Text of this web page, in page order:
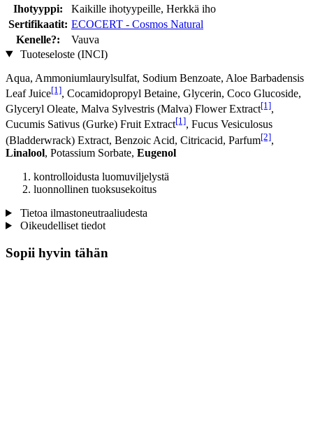
Ihotyyppi:
Kaikille ihotyypeille, Herkkä iho
Sertifikaatit: ECOCERT - Cosmos Natural
Kenelle?:
Vauva
Tuoteseloste (INCI)
Aqua, Ammoniumlaurylsulfat, Sodium Benzoate, Aloe Barbadensis
Leaf Juice[1], Cocamidopropyl Betaine, Glycerin, Coco Glucoside,
Glyceryl Oleate, Malva Sylvestris (Malva) Flower Extract[1],
Cucumis Sativus (Gurke) Fruit Extract[1], Fucus Vesiculosus
(Bladderwrack) Extract, Benzoic Acid, Citricacid, Parfum[2],
Linalool, Potassium Sorbate, Eugenol
kontrolloidusta luomuviljelystä
luonnollinen tuoksusekoitus
Tietoa ilmastoneutraaliudesta
Oikeudelliset tiedot
Sopii hyvin tähän